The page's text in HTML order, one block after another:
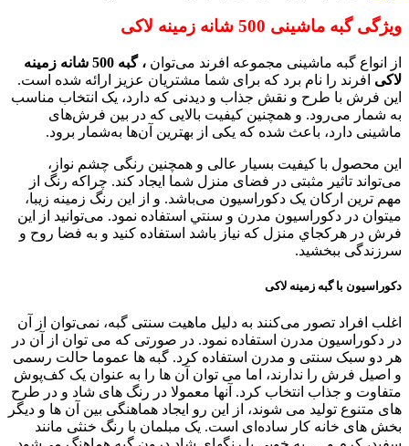
ویژگی گبه ماشینی 500 شانه زمینه لاکی
از انواع گبه ماشینی مجموعه افرند می‌توان
، گبه 500 شانه زمینه
لاکی افرند را نام برد که برای شما مشتریان عزیز ارائه شده است.
این فرش با طرح و نقش جذاب و دیدنی که دارد، یک انتخاب مناسب
به شمار می‌رود. و همچنین کیفیت بالایی که در بین فرش‌های
ماشینی دارد، باعث شده که یکی از بهترین آن‌ها به‌شمار برود.
این محصول با کیفیت بسیار عالی و همچنین رنگی چشم نواز،
می‌تواند تاثیر مثبتی در فضای منزل شما ایجاد کند. چراکه رنگ از
مهم ترین ارکان یک دکوراسیون می‌باشد. و از اين رنگ زمينه زيبا،
ميتوان در دكوراسيون مدرن و سنتي استفاده نمود. می‌توانید از این
فرش در هرکجاي منزل که نیاز باشد استفاده کنید و به فضا روح و
سرزندگی ببخشید.
دکوراسیون با گبه زمینه لاکی
اغلب افراد تصور می‌کنند به دلیل ماهیت سنتی گبه، نمی‌توان از آن
در دکوراسیون مدرن استفاده نمود. در صورتی که می توان از آن در
هر دو سبک سنتی و مدرن استفاده کرد. گبه ها عموما حالت رسمی
و اصیل فرش را ندارند، اما می توان آن ها را به عنوان یک کف‌پوش
متفاوت و جذاب انتخاب کرد. آنها معمولا در رنگ های شاد و در طرح
های متنوع تولید می شوند، از این رو ایجاد هماهنگی بین آن ها و دیگر
بخش های خانه کار ساده‌ای است. یک مبلمان با رنگ خنثی مانند